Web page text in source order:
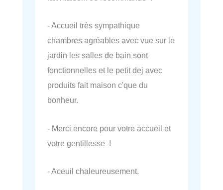
- Accueil très sympathique
chambres agréables avec vue sur le
jardin les salles de bain sont
fonctionnelles et le petit dej avec
produits fait maison c'que du
bonheur.
- Merci encore pour votre accueil et
votre gentillesse !
- Aceuil chaleureusement.